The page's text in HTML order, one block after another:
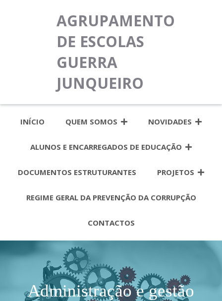
AGRUPAMENTO
DE ESCOLAS
GUERRA
JUNQUEIRO
INÍCIO QUEM SOMOS NOVIDADES
ALUNOS E ENCARREGADOS DE EDUCAÇÃO
DOCUMENTOS ESTRUTURANTES PROJETOS
REGIME GERAL DA PREVENÇÃO DA CORRUPÇÃO
CONTACTOS
Administração e gestão